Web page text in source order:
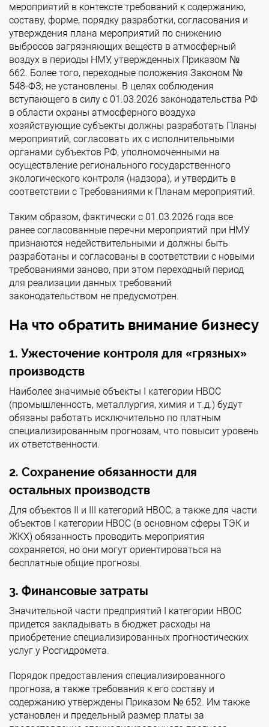
мероприятий в контексте требований к содержанию,
составу, форме, порядку разработки, согласования и
утверждения плана мероприятий по снижению
выбросов загрязняющих веществ в атмосферный
воздух в периоды НМУ, утвержденных Приказом №
662. Более того, переходные положения Законом №
548-ФЗ, не установлены. В целях соблюдения
вступающего в силу с 01.03.2026 законодательства РФ
в области охраны атмосферного воздуха
хозяйствующие субъекты должны разработать Планы
мероприятий, согласовать их с исполнительными
органами субъектов РФ, уполномоченными на
осуществление регионального государственного
экологического контроля (надзора), и утвердить в
соответствии с Требованиями к Планам мероприятий.
Таким образом, фактически с 01.03.2026 года все
ранее согласованные перечни мероприятий при НМУ
признаются недействительными и должны быть
разработаны и согласованы в соответствии с новыми
требованиями заново, при этом переходный период
для реализации данных требований
законодательством не предусмотрен.
На что обратить внимание бизнесу
1. Ужесточение контроля для «грязных»
производств
Наиболее значимые объекты I категории НВОС
(промышленность, металлургия, химия и т.д.) будут
обязаны работать исключительно по платным
специализированным прогнозам, что повысит уровень
их ответственности.
2. Сохранение обязанности для
остальных производств
Для объектов II и III категорий НВОС, а также для части
объектов I категории НВОС (в основном сферы ТЭК и
ЖКХ) обязанность проводить мероприятия
сохраняется, но они могут ориентироваться на
бесплатные общие прогнозы.
3. Финансовые затраты
Значительной части предприятий I категории НВОС
придется закладывать в бюджет расходы на
приобретение специализированных прогностических
услуг у Росгидромета.
Порядок предоставления специализированного
прогноза, а также требования к его составу и
содержанию утверждены Приказом № 652. Им также
установлен и предельный размер платы за